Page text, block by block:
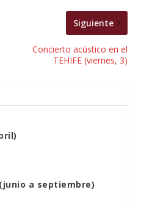
Siguiente
Concierto acústico en el
TEHIFE (viernes, 3)
a septiembre)